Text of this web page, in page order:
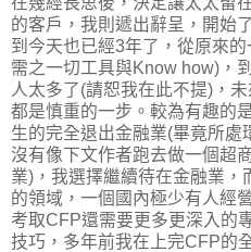
的客戶，我則遞出辭呈，開始
到今天也已經3年了，從原來
需之一切工具與Know how)，
人太多了(請恕我在此不提)，
都是慎重的一步。較為有趣的
生的完全退出金融業(畢竟所處
沒有像下文作者跑去做一個超
業)，我選擇繼續待在金融業
的領域，一個國內極少有人經
考取CFP還需要更多更深入的
技巧，多年前我在上完CFP的